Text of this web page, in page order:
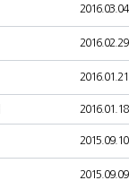
2016.03.04
2016.02.29
2016.01.21
2016.01.18
2015.09.10
2015.09.09